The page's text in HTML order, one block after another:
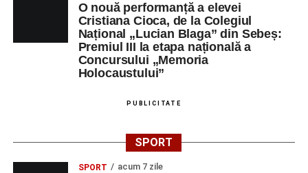
O nouă performanță a elevei
Cristiana Cioca, de la Colegiul
Național „Lucian Blaga” din Sebeș:
Premiul III la etapa națională a
Concursului „Memoria
Holocaustului”
PUBLICITATE
SPORT
SPORT acum 7 zile